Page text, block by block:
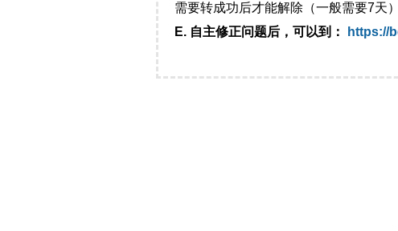
需要转成功后才能解除（一般需要7天）
E. 自主修正问题后，可以到：
https://